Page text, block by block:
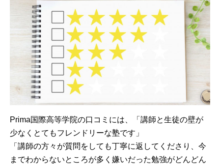
Prima国際高等学院の口コミには、「講師と生徒の壁が
少なくとてもフレンドリーな塾です」
「講師の方々が質問をしても丁寧に返してくださり、今
までわからないところが多く嫌いだった勉強がどんどん